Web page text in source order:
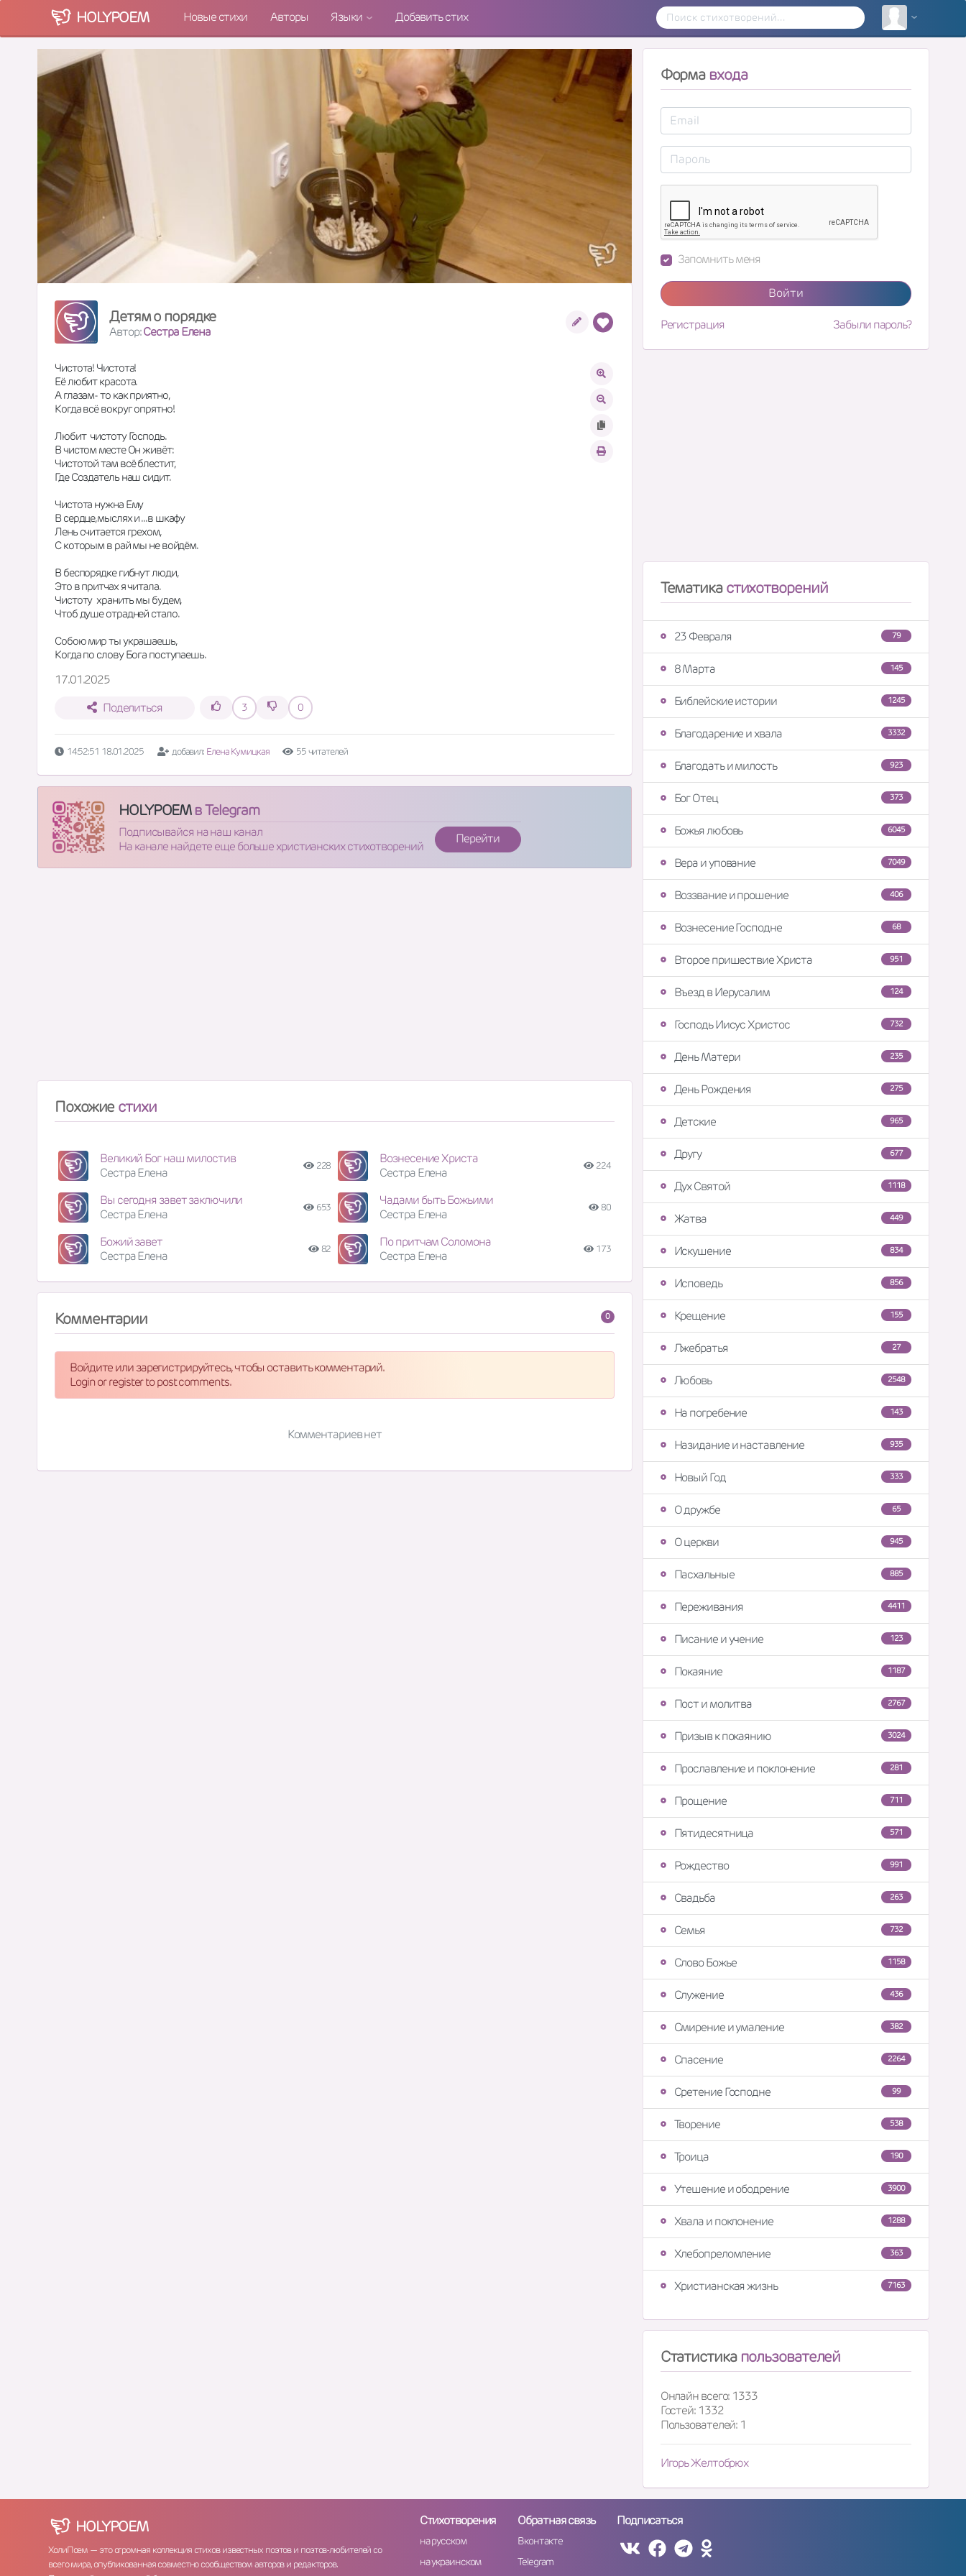
HOLYPOEM Новые стихи Авторы Языки Добавить стих
Детям о порядке
Автор:Сестра Елена
Чистота! Чистота!
Её любит красота.
А глазам- то как приятно,
Когда всё вокруг опрятно!
Любит  чистоту Господь.
В чистом месте Он живёт:
Чистотой там всё блестит,
Где Создатель наш сидит.
Чистота нужна Ему
В сердце,мыслях и ...в шкафу
Лень считается грехом,
С которым в рай мы не войдём.
В беспорядке гибнут люди,
Это в притчах я читала.
Чистоту  хранить мы будем,
Чтоб душе отрадней стало.
Собою мир ты украшаешь,
Когда по слову Бога поступаешь.
17.01.2025
Поделиться
3 0
14:52:51 18.01.2025 добавил: Елена Кумицкая 55 читателей
HOLYPOEMв Telegram
Подписывайся на наш канал
На канале найдете еще больше христианских стихотворений
Перейти
Похожие стихи
Великий Бог наш милостив
Сестра Елена
228
Вознесение Христа
Сестра Елена
224
Вы сегодня завет заключили
Сестра Елена
653
Чадами быть Божьими
Сестра Елена
80
Божий завет
Сестра Елена
82
По притчам Соломона
Сестра Елена
173
0
Комментарии
Войдите или зарегистрируйтесь, чтобы оставить комментарий.
Login or register to post comments.
Комментариев нет
Форма входа
Запомнить меня
Войти
Регистрация Забыли пароль?
Тематикастихотворений
79
23 Февраля
145
8 Марта
1245
Библейские истории
3332
Благодарение и хвала
923
Благодать и милость
373
Бог Отец
6045
Божья любовь
7049
Вера и упование
406
Воззвание и прошение
68
Вознесение Господне
951
Второе пришествие Христа
124
Въезд в Иерусалим
732
Господь Иисус Христос
235
День Матери
275
День Рождения
965
Детские
677
Другу
1118
Дух Святой
449
Жатва
834
Искушение
856
Исповедь
155
Крещение
27
Лжебратья
2548
Любовь
143
На погребение
935
Назидание и наставление
333
Новый Год
65
О дружбе
945
О церкви
885
Пасхальные
4411
Переживания
123
Писание и учение
1187
Покаяние
2767
Пост и молитва
3024
Призыв к покаянию
281
Прославление и поклонение
711
Прощение
571
Пятидесятница
991
Рождество
263
Свадьба
732
Семья
1158
Слово Божье
436
Служение
382
Смирение и умаление
2264
Спасение
99
Сретение Господне
538
Творение
190
Троица
3900
Утешение и ободрение
1288
Хвала и поклонение
363
Хлебопреломление
7163
Христианская жизнь
Статистика пользователей
Онлайн всего: 1333
Гостей: 1332
Пользователей: 1
Игорь Желтобрюх
HOLYPOEM
ХолиПоем — это огромная коллекция стихов известных поэтов и поэтов-любителей со
всего мира, опубликованная совместно сообществом авторов и редакторов.
Стихотворения
на русском
на украинском
Обратная связь
Вконтакте
Telegram
Подписаться